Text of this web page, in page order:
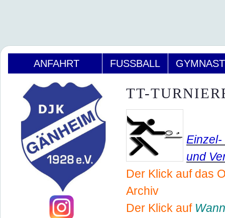
ANFAHRT FUSSBALL
TT-
und
Der Klick auf das
Archiv
Der Klick auf